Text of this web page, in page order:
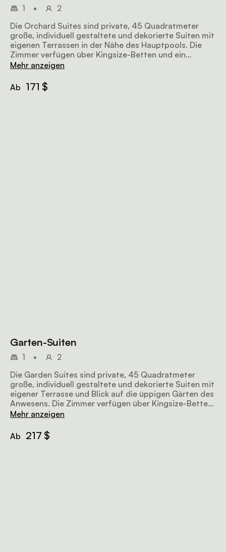
1 •
2
Die Orchard Suites sind private, 45 Quadratmeter
große, individuell gestaltete und dekorierte Suiten mit
eigenen Terrassen in der Nähe des Hauptpools. Die
Zimmer verfügen über Kingsize-Betten und ein
Badezimmer mit einer Kombination aus Badewanne
Mehr anzeigen
Ab 171 $
Garten-Suiten
1 •
2
Die Garden Suites sind private, 45 Quadratmeter
große, individuell gestaltete und dekorierte Suiten mit
eigener Terrasse und Blick auf die üppigen Gärten des
Anwesens. Die Zimmer verfügen über Kingsize-Betten
und ein Badezimmer mit einer Kombination aus
Mehr anzeigen
Ab 217 $